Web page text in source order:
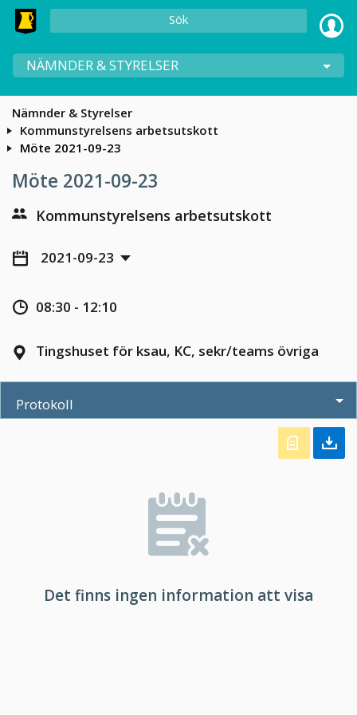
Sök
NÄMNDER & STYRELSER
Nämnder & Styrelser
Kommunstyrelsens arbetsutskott
Möte 2021-09-23
Möte 2021-09-23
Kommunstyrelsens arbetsutskott
2021-09-23
08:30 - 12:10
Tingshuset för ksau, KC, sekr/teams övriga
Protokoll
Det finns ingen information att visa